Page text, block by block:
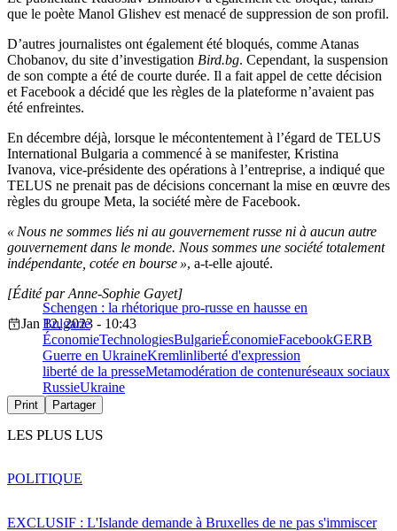
que le poète Manol Glishev est menacé de suppression de son profil.
D’autres journalistes ont également été bloqués, comme Atanas
Chobanov, du site d’investigation Bird.bg. Cependant, la suspension
de son compte a été de courte durée. Il a fait appel de cette décision
et Facebook a décidé que les règles de la plateforme n’avaient pas
été enfreintes.
En décembre déjà, lorsque le mécontentement à l’égard de TELUS
International Bulgaria a commencé à se manifester, Kristina
Ivanova, vice-présidente des opérations à l’entreprise, a indiqué que
TELUS ne prenait pas de décisions concernant la mise en œuvre des
règles du groupe Meta, la société mère de Facebook.
« Nous ne sommes liés ni au gouvernement russe ni à aucun autre
gouvernement dans le monde. Nous sommes une société totalement
indépendante, cotée en bourse », a-t-elle ajouté.
Schengen : la rhétorique pro-russe en hausse en
Bulgarie
[Édité par Anne-Sophie Gayet]
Jan 12, 2023 - 10:43
ÉconomieTechnologiesBulgarieÉconomieFacebookGERB
Guerre en UkraineKremlinliberté d'expression
liberté de la presseMetamodération de contenuréseaux sociaux
RussieUkraine
Print Partager
LES PLUS LUS
EXCLUSIF : L'Islande demande à Bruxelles de ne pas s'immiscer
POLITIQUE